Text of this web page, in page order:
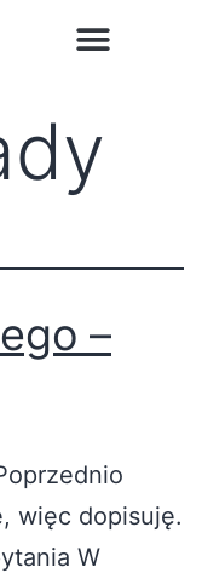
–
więc dopisuję.
W